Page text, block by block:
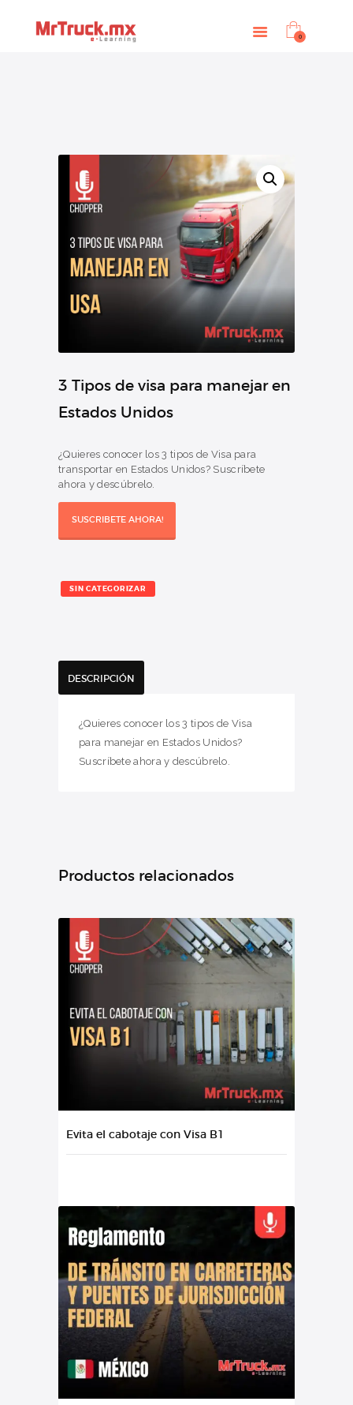
0
E-LEARNING
3 Tipos de visa para manejar en
Estados Unidos
¿Quieres conocer los 3 tipos de Visa para
transportar en Estados Unidos? Suscríbete
ahora y descúbrelo.
SUSCRIBETE AHORA!
SIN CATEGORIZAR
DESCRIPCIÓN
¿Quieres conocer los 3 tipos de Visa
para manejar en Estados Unidos?
Suscríbete ahora y descúbrelo.
Productos relacionados
Evita el cabotaje con Visa B1